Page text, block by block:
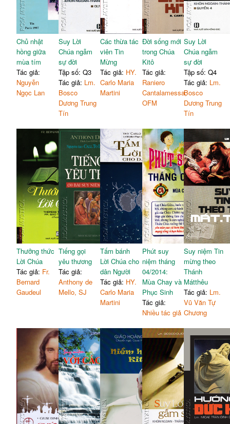
Chủ nhật
hồng giữa
mùa tím
Tác giả:
Nguyễn
Ngọc Lan
Suy Lời
Chúa ngẫm
sự đời
Tập số: Q3
Tác giả: Lm.
Bosco
Dương Trung
Tín
Các thừa tác
viên Tin
Mừng
Tác giả: HY.
Carlo Maria
Martini
Đời sống mới
trong Chúa
Kitô
Tác giả:
Raniero
Cantalamessa,
OFM
Suy Lời
Chúa ngẫm
sự đời
Tập số: Q4
Tác giả: Lm.
Bosco
Dương Trung
Tín
Thưởng thức
Lời Chúa
Tác giả: Fr.
Bernard
Gaudeul
Tiếng gọi
yêu thương
Tác giả:
Anthony de
Mello, SJ
Tấm bánh
Lời Chúa cho
dân Người
Tác giả: HY.
Carlo Maria
Martini
Phút suy
niệm tháng
04/2014:
Mùa Chay và
Phục Sinh
Tác giả:
Nhiều tác giả
Suy niệm Tin
mừng theo
Thánh
Mátthêu
Tác giả: Lm.
Vũ Văn Tự
Chương